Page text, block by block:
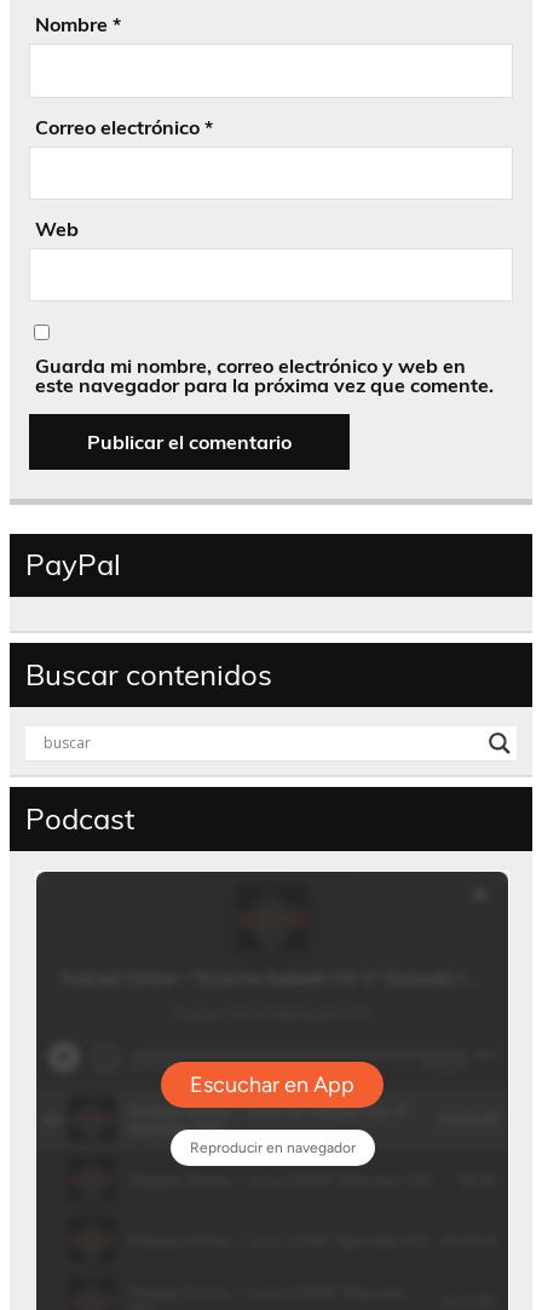
Nombre *
Correo electrónico *
Web
Guarda mi nombre, correo electrónico y web en
este navegador para la próxima vez que comente.
PayPal
Buscar contenidos
Podcast